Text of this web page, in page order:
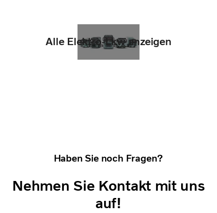
Alle Elektro-Lkw anzeigen
Haben Sie noch Fragen?
Nehmen Sie Kontakt mit uns
auf!